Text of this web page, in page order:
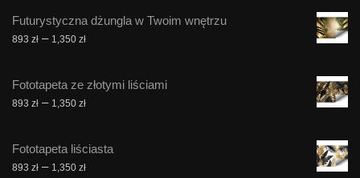
Futurystyczna dżungla w Twoim wnętrzu
893 zł – 1,350 złZakres
893 zł
do
Fototapeta ze złotymi liściami
893 zł – 1,350 złZakres
893 zł
do
Fototapeta liściasta
893 zł – 1,350 złZakres